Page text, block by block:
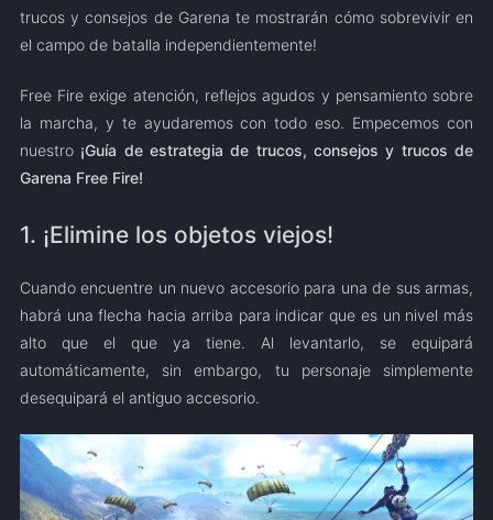
trucos y consejos de Garena te mostrarán cómo sobrevivir en
el campo de batalla independientemente!
Free Fire exige atención, reflejos agudos y pensamiento sobre
la marcha, y te ayudaremos con todo eso. Empecemos con
nuestro ¡Guía de estrategia de trucos, consejos y trucos de
Garena Free Fire!
1. ¡Elimine los objetos viejos!
Cuando encuentre un nuevo accesorio para una de sus armas,
habrá una flecha hacia arriba para indicar que es un nivel más
alto que el que ya tiene. Al levantarlo, se equipará
automáticamente, sin embargo, tu personaje simplemente
desequipará el antiguo accesorio.